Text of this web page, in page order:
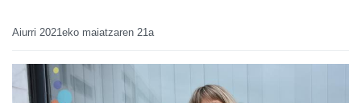
Aiurri 2021eko maiatzaren 21a